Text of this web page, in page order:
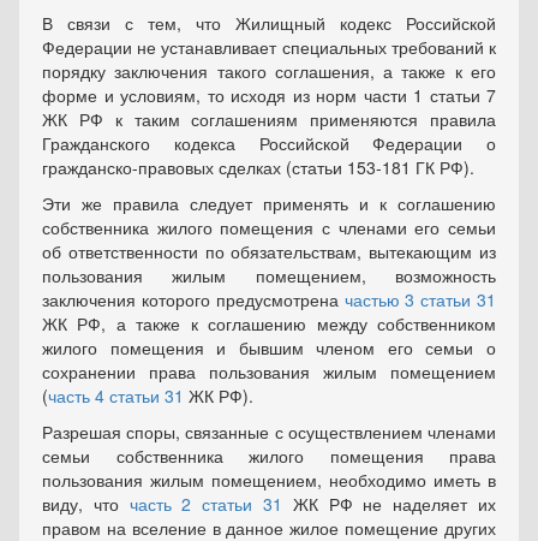
В связи с тем, что Жилищный кодекс Российской
Федерации не устанавливает специальных требований к
порядку заключения такого соглашения, а также к его
форме и условиям, то исходя из норм части 1 статьи 7
ЖК РФ к таким соглашениям применяются правила
Гражданского кодекса Российской Федерации о
гражданско-правовых сделках (статьи 153-181 ГК РФ).
Эти же правила следует применять и к соглашению
собственника жилого помещения с членами его семьи
об ответственности по обязательствам, вытекающим из
пользования жилым помещением, возможность
заключения которого предусмотрена частью 3 статьи 31
ЖК РФ, а также к соглашению между собственником
жилого помещения и бывшим членом его семьи о
сохранении права пользования жилым помещением
(часть 4 статьи 31 ЖК РФ).
Разрешая споры, связанные с осуществлением членами
семьи собственника жилого помещения права
пользования жилым помещением, необходимо иметь в
виду, что часть 2 статьи 31 ЖК РФ не наделяет их
правом на вселение в данное жилое помещение других